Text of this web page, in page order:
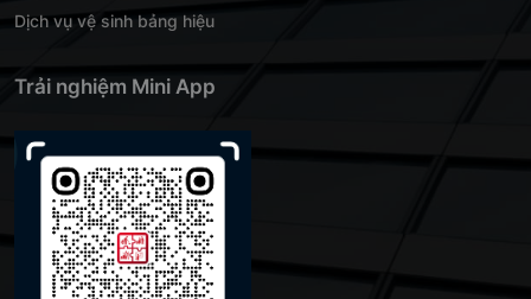
Dịch vụ vệ sinh bảng hiệu
Trải nghiệm Mini App